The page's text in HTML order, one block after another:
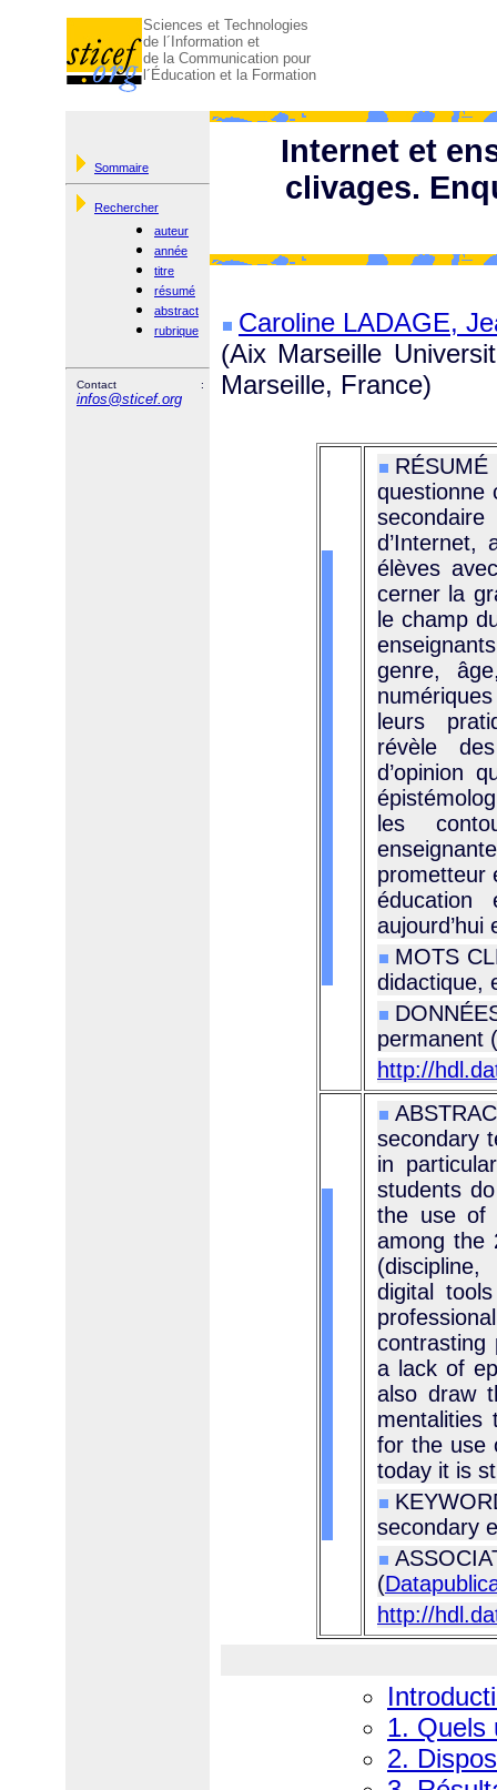
Sciences et Technologies
de l´Information et
de la Communication pour
l´Éducation et la Formation
Sommaire
Rechercher
auteur
année
titre
résumé
abstract
rubrique
Contact :
infos@sticef.org
Internet et
clivages.
Caroline LADAGE,
(Aix Marseille
Marseille, France)
questionne
d’Internet,
élèves
cerner la
le champ
genre,
leurs
révèle
d’opinion
les
prometteur
éducation
MOTS
didactique,
permanent (
http://
secondary
in
students
the use of
among the
digital
contrasting
a lack of
also draw
mentalities
for the use
today it is
secondary
(
http://
1. Quels
2.